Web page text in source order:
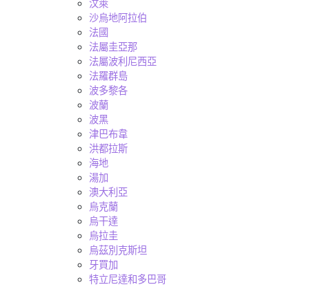
汶萊
沙烏地阿拉伯
法國
法屬圭亞那
法屬波利尼西亞
法羅群島
波多黎各
波蘭
波黑
津巴布韋
洪都拉斯
海地
湯加
澳大利亞
烏克蘭
烏干達
烏拉圭
烏茲別克斯坦
牙買加
特立尼達和多巴哥